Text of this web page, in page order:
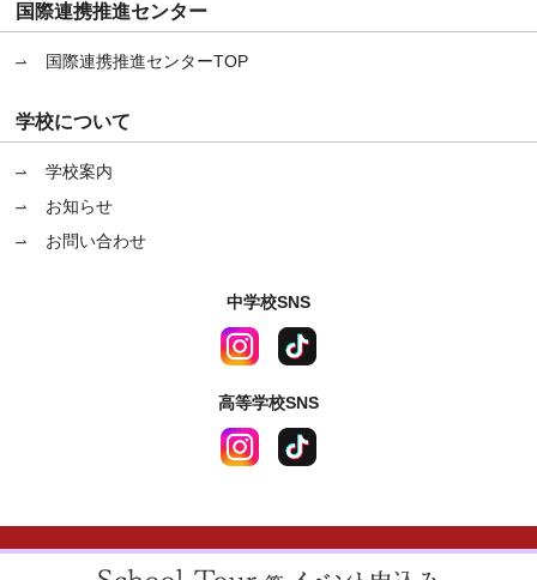
国際連携推進センター
国際連携推進センターTOP
学校について
学校案内
お知らせ
お問い合わせ
中学校SNS
高等学校SNS